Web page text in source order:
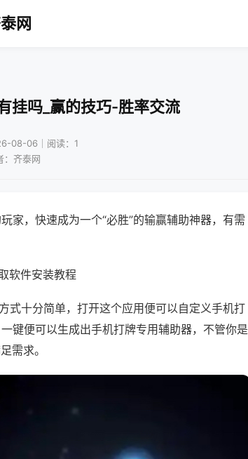
网
挂吗_赢的技巧-胜率交流
08-06｜阅读：1
：齐泰网
家，快速成为一个“必胜”的输赢辅助神器，有需
软件安装教程
式十分简单，打开这个应用便可以自定义手机打
键便可以生成出手机打牌专用辅助器，不管你是
需求。